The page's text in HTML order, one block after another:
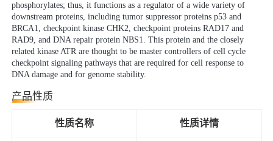
phosphorylates; thus, it functions as a regulator of a wide variety of
downstream proteins, including tumor suppressor proteins p53 and
BRCA1, checkpoint kinase CHK2, checkpoint proteins RAD17 and
RAD9, and DNA repair protein NBS1. This protein and the closely
related kinase ATR are thought to be master controllers of cell cycle
checkpoint signaling pathways that are required for cell response to
DNA damage and for genome stability.
产品性质
性质名称 性质详情